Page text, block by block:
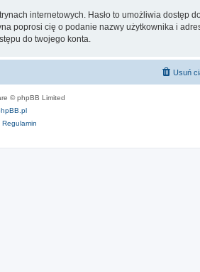
internetowych. Hasło to umożliwia dostęp
poprosi cię o podanie nazwy użytkownika i
do twojego konta.
Usuń
© phpBB Limited
Regulamin